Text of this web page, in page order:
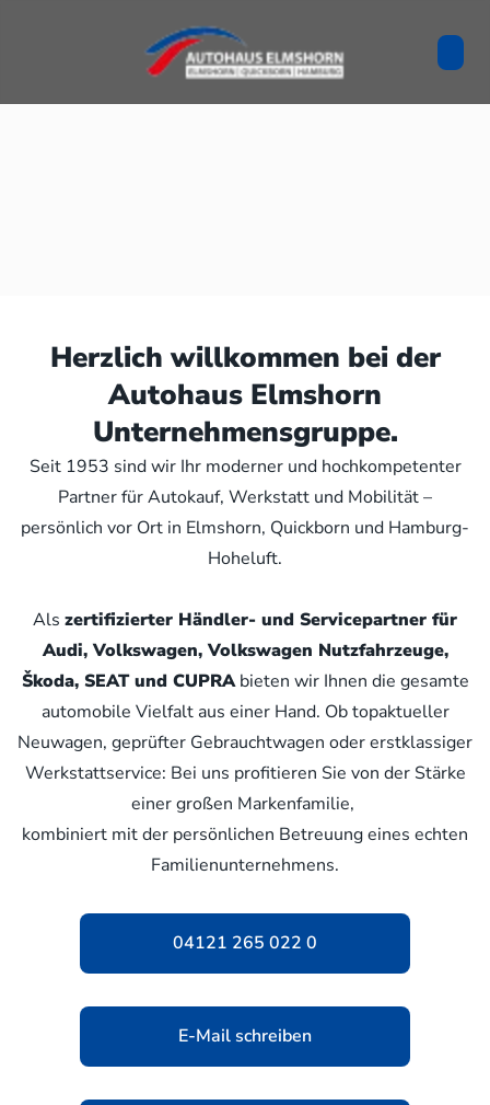
Herzlich willkommen bei der
Autohaus Elmshorn
Unternehmensgruppe.
Seit 1953 sind wir Ihr moderner und hochkompetenter
Partner für Autokauf, Werkstatt und Mobilität –
persönlich vor Ort in Elmshorn, Quickborn und Hamburg-
Hoheluft.
Als zertifizierter Händler- und Servicepartner für
Audi, Volkswagen, Volkswagen Nutzfahrzeuge,
Škoda, SEAT und CUPRAbieten wir Ihnen die gesamte
automobile Vielfalt aus einer Hand. Ob topaktueller
Neuwagen, geprüfter Gebrauchtwagen oder erstklassiger
Werkstattservice: Bei uns profitieren Sie von der Stärke
einer großen Markenfamilie,
kombiniert mit der persönlichen Betreuung eines echten
Familienunternehmens.
04121 265 022 0
E-Mail schreiben